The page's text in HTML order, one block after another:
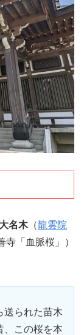
名木（龍雲院
寺「血脈桜」）
送られた苗木
、この桜を本